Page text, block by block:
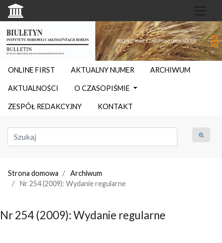
ONLINE FIRST AKTUALNY NUMER ARCHIWUM
AKTUALNOŚCI O CZASOPIŚMIE
ZESPÓŁ REDAKCYJNY KONTAKT
Strona domowa
Archiwum
Nr 254 (2009): Wydanie regularne
Nr 254 (2009): Wydanie regularne